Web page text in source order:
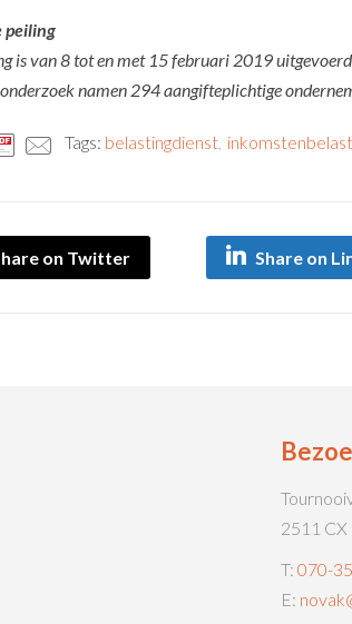
peiling
is van 8 tot en met 15 februari 2019
namen 294 aangifteplichtige
Tags: belastingdienst
on Twitter Share on
2511 CX
T: 070-
E: